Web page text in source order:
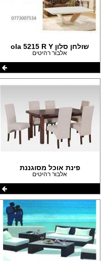
(5)
(3)
(3)
(2)
(2)
(2)
(1)
(1)
(1)
(1)
(24)
(8)
(1)
(1)
(1)
שולחן סלון ola 5215 R Y
אלבור רהיטים
פינת אוכל מסוגננת
אלבור רהיטים